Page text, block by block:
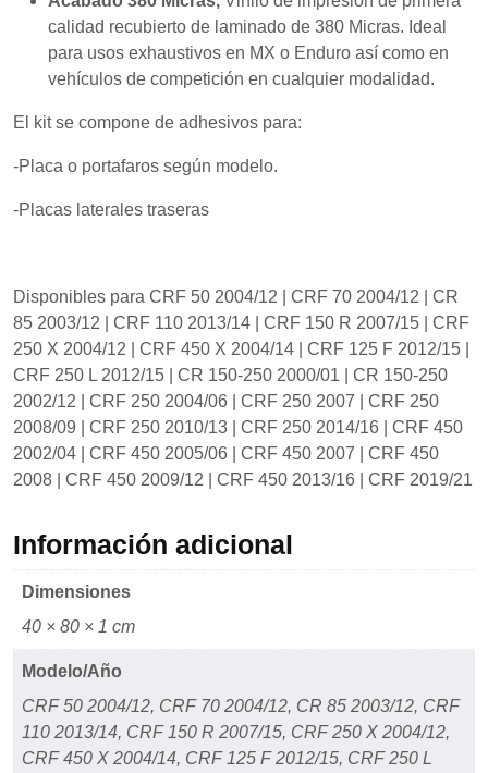
calidad recubierto de laminado de 380 Micras. Ideal
para usos exhaustivos en MX o Enduro así como en
vehículos de competición en cualquier modalidad.
El kit se compone de adhesivos para:
-Placa o portafaros según modelo.
-Placas laterales traseras
Disponibles para CRF 50 2004/12 | CRF 70 2004/12 | CR
85 2003/12 | CRF 110 2013/14 | CRF 150 R 2007/15 | CRF
250 X 2004/12 | CRF 450 X 2004/14 | CRF 125 F 2012/15 |
CRF 250 L 2012/15 | CR 150-250 2000/01 | CR 150-250
2002/12 | CRF 250 2004/06 | CRF 250 2007 | CRF 250
2008/09 | CRF 250 2010/13 | CRF 250 2014/16 | CRF 450
2002/04 | CRF 450 2005/06 | CRF 450 2007 | CRF 450
2008 | CRF 450 2009/12 | CRF 450 2013/16 | CRF 2019/21
Información adicional
Dimensiones
40 × 80 × 1 cm
Modelo/Año
CRF 50 2004/12, CRF 70 2004/12, CR 85 2003/12, CRF
110 2013/14, CRF 150 R 2007/15, CRF 250 X 2004/12,
CRF 450 X 2004/14, CRF 125 F 2012/15, CRF 250 L
ofertas